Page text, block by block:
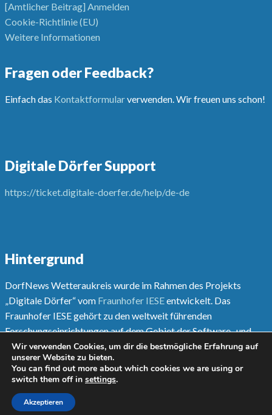
[Amtlicher Beitrag] Anmelden
Cookie-Richtlinie (EU)
Weitere Informationen
Fragen oder Feedback?
Einfach das Kontaktformularverwenden. Wir freuen uns schon!
Digitale Dörfer Support
https://ticket.digitale-doerfer.de/help/de-de
Hintergrund
DorfNews Wetteraukreis wurde im Rahmen des Projekts
„Digitale Dörfer“ vom Fraunhofer IESEentwickelt. Das
Fraunhofer IESE gehört zu den weltweit führenden
Forschungseinrichtungen auf dem Gebiet der Software- und
Systementwicklungsmethoden.
Mehr unterwww.digitale-doerfer.de
Wir verwenden Cookies, um dir die bestmögliche Erfahrung auf
unserer Website zu bieten.
You can find out more about which cookies we are using or
switch them off in settings.
Akzeptieren